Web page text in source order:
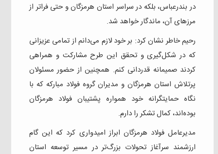
در بندرعباس، بلکه در سراسر استان هرمزگان و حتی فراتر از
مرزهای آن، ماندگار خواهد شد.
رحیم خاطر نشان کرد: بر خود لازم می‌دانم از تمامی عزیزانی
که در شکل‌گیری و تحقق این طرح مشارکت و همراهی
کردند صمیمانه قدردانی کنم. همچنین از حضور مسئولان
پرتلاش استان هرمزگان و مدیران گروه فولاد مبارکه که با
نگاه حمایتگرانه خود همواره پشتیبان فولاد هرمزگان
بوده‌اند، کمال تشکر را دارم.
مدیرعامل فولاد هرمزگان ابراز امیدواری کرد که این گام
ارزشمند سرآغاز تحولات بزرگ‌تر در مسیر توسعه استان